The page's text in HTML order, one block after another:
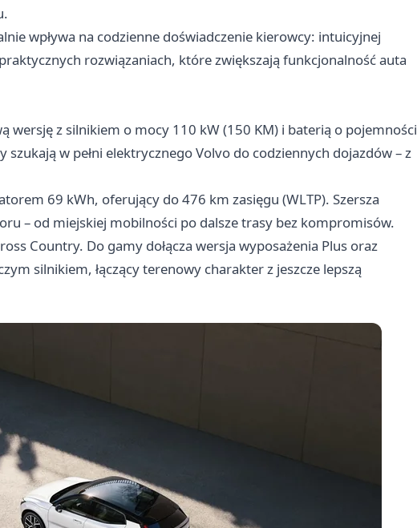
wpływa na codzienne doświadczenie kierowcy: intuicyjnej
rozwiązaniach, które zwiększają funkcjonalność auta
wersję z silnikiem o mocy 110 kW (150 KM) i baterią o pojemności
w pełni elektrycznego Volvo do codziennych dojazdów – z
69 kWh, oferujący do 476 km zasięgu (WLTP). Szersza
– od miejskiej mobilności po dalsze trasy bez kompromisów.
Country. Do gamy dołącza wersja wyposażenia Plus oraz
silnikiem, łączący terenowy charakter z jeszcze lepszą